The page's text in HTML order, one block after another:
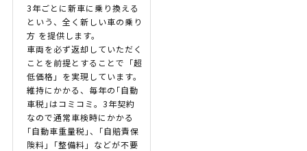
3年ごとに新車に乗り換える
という、全く新しい車の乗り
方 を提供します。
車両を必ず返却していただく
ことを前提とすることで「超
低価格」を実現しています。
維持にかかる、毎年の｢自動
車税｣はコミコミ。3年契約
なので通常車検時にかかる
｢自動車重量税｣、｢自賠責保
険料｣「整備料」などが不要